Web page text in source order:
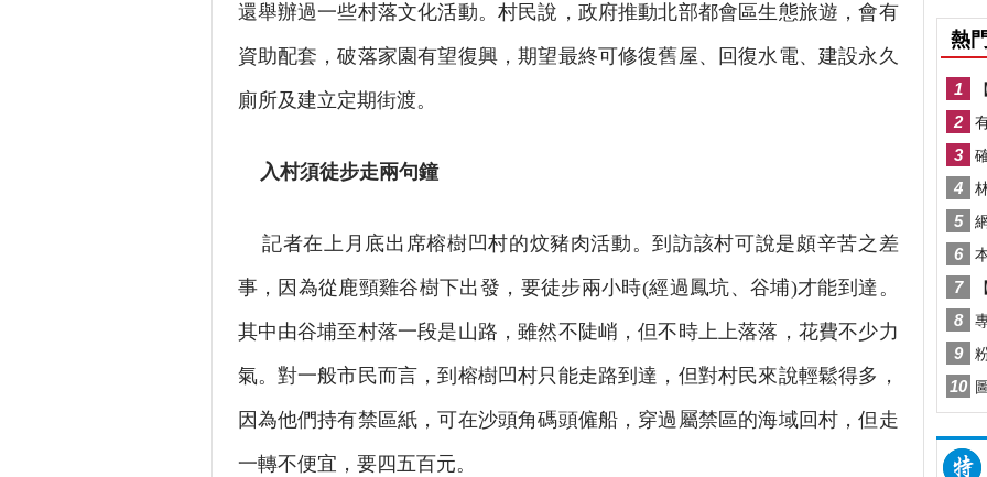
還舉辦過一些村落文化活動。村民說，政府推動北部都會區生態旅遊，會有
資助配套，破落家園有望復興，期望最終可修復舊屋、回復水電、建設永久
廁所及建立定期街渡。
入村須徒步走兩句鐘
記者在上月底出席榕樹凹村的炆豬肉活動。到訪該村可說是頗辛苦之差
事，因為從鹿頸雞谷樹下出發，要徒步兩小時(經過鳳坑、谷埔)才能到達。
其中由谷埔至村落一段是山路，雖然不陡峭，但不時上上落落，花費不少力
氣。對一般市民而言，到榕樹凹村只能走路到達，但對村民來說輕鬆得多，
因為他們持有禁區紙，可在沙頭角碼頭僱船，穿過屬禁區的海域回村，但走
一轉不便宜，要四五百元。